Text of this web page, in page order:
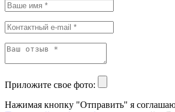
Приложите свое фото:
Нажимая кнопку "Отправить" я